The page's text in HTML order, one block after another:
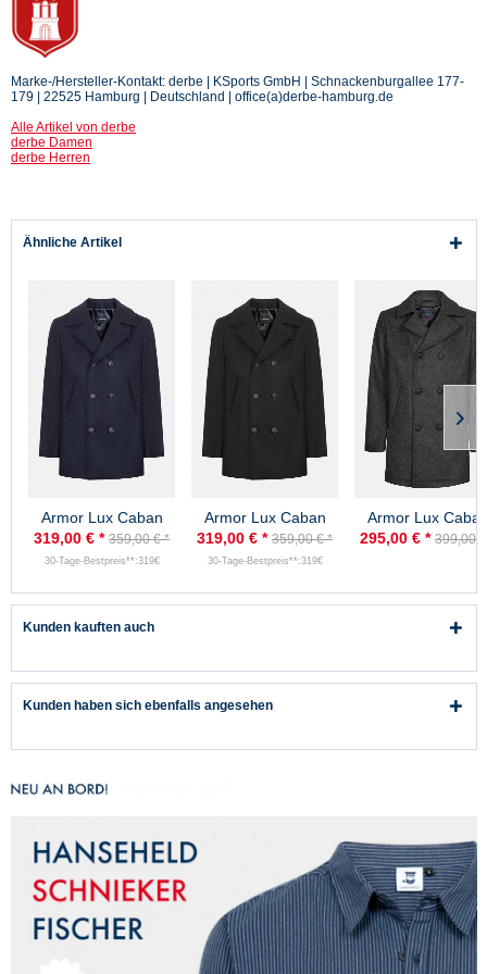
Marke-/Hersteller-Kontakt: derbe | KSports GmbH | Schnackenburgallee 177-
179 | 22525 Hamburg | Deutschland | office(a)derbe-hamburg.de
Alle Artikel von derbe
derbe Damen
derbe Herren
Ähnliche Artikel
Armor Lux Caban
Herren Marine Cap
319,00 € * 359,00 € *
30-Tage-Bestpreis**:319€
Armor Lux Caban
Herren Schwarz Cap
319,00 € * 359,00 € *
30-Tage-Bestpreis**:319€
Armor Lux
Kermor Grau
295,00 € * 399,00
Kunden kauften auch
Kunden haben sich ebenfalls angesehen